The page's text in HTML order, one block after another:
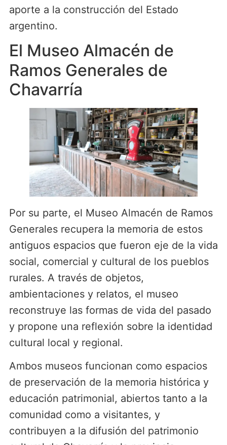
aporte a la construcción del Estado
argentino.
El Museo Almacén de
Ramos Generales de
Chavarría
Por su parte, el Museo Almacén de Ramos
Generales recupera la memoria de estos
antiguos espacios que fueron eje de la vida
social, comercial y cultural de los pueblos
rurales. A través de objetos,
ambientaciones y relatos, el museo
reconstruye las formas de vida del pasado
y propone una reflexión sobre la identidad
cultural local y regional.
Ambos museos funcionan como espacios
de preservación de la memoria histórica y
educación patrimonial, abiertos tanto a la
comunidad como a visitantes, y
contribuyen a la difusión del patrimonio